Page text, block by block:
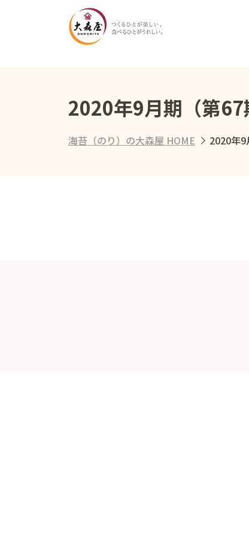
2020年9月期（第
海苔（のり）の大森屋 HOME 2020年